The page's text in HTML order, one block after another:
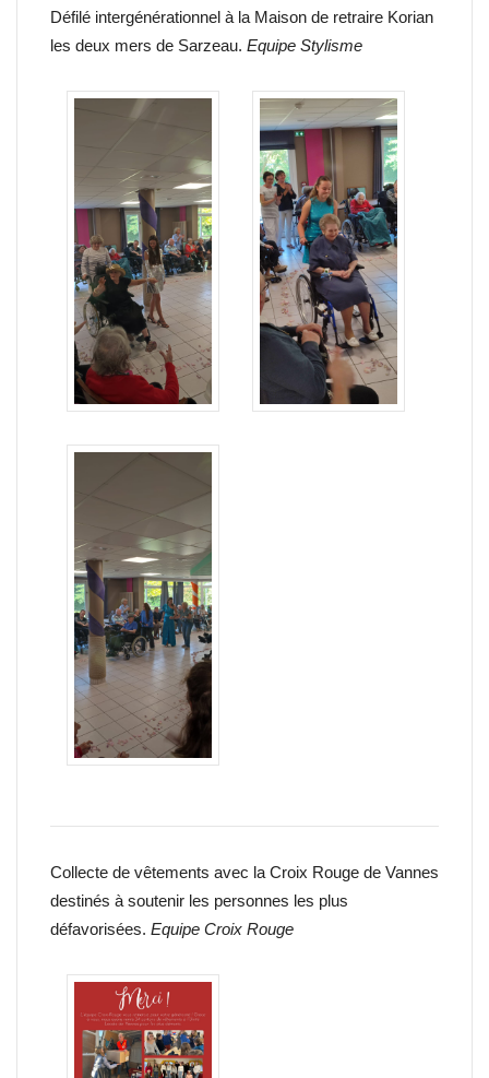
Défilé intergénérationnel à la Maison de retraire Korian
les deux mers de Sarzeau. Equipe Stylisme
Collecte de vêtements avec la Croix Rouge de Vannes
destinés à soutenir les personnes les plus
défavorisées. Equipe Croix Rouge